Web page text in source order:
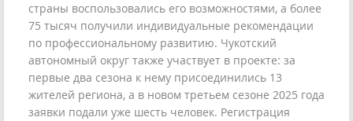
страны воспользовались его возможностями, а более
75 тысяч получили индивидуальные рекомендации
по профессиональному развитию. Чукотский
автономный округ также участвует в проекте: за
первые два сезона к нему присоединились 13
жителей региона, а в новом третьем сезоне 2025 года
заявки подали уже шесть человек. Регистрация